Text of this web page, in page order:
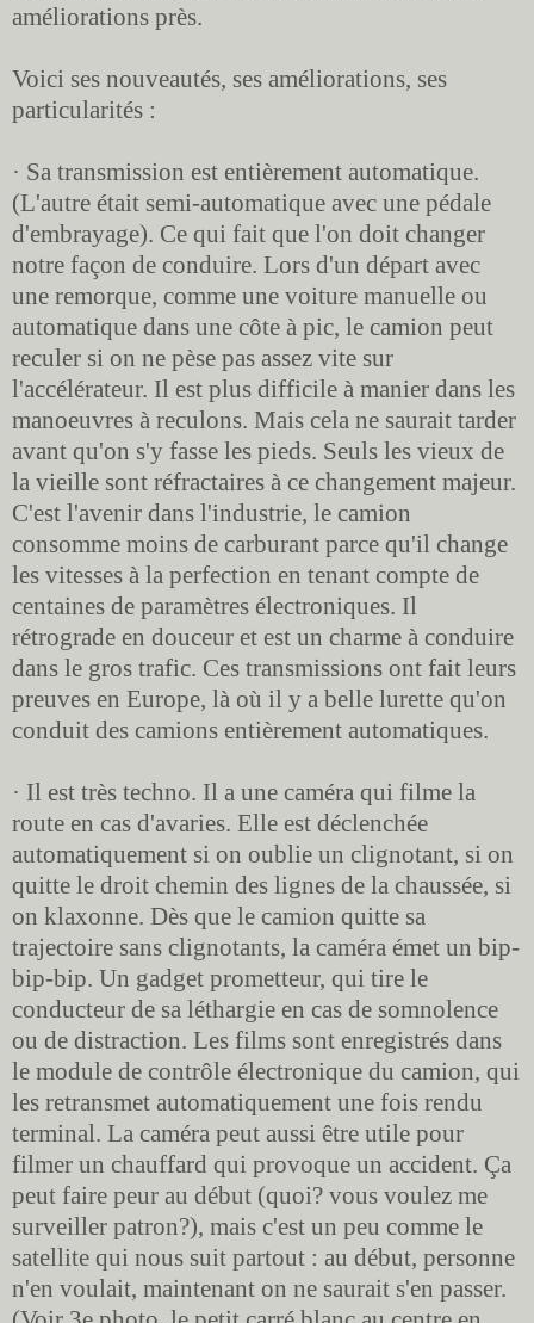
améliorations près.
Voici ses nouveautés, ses améliorations, ses
particularités :
· Sa transmission est entièrement automatique.
(L'autre était semi-automatique avec une pédale
d'embrayage). Ce qui fait que l'on doit changer
notre façon de conduire. Lors d'un départ avec
une remorque, comme une voiture manuelle ou
automatique dans une côte à pic, le camion peut
reculer si on ne pèse pas assez vite sur
l'accélérateur. Il est plus difficile à manier dans les
manoeuvres à reculons. Mais cela ne saurait tarder
avant qu'on s'y fasse les pieds. Seuls les vieux de
la vieille sont réfractaires à ce changement majeur.
C'est l'avenir dans l'industrie, le camion
consomme moins de carburant parce qu'il change
les vitesses à la perfection en tenant compte de
centaines de paramètres électroniques. Il
rétrograde en douceur et est un charme à conduire
dans le gros trafic. Ces transmissions ont fait leurs
preuves en Europe, là où il y a belle lurette qu'on
conduit des camions entièrement automatiques.
· Il est très techno. Il a une caméra qui filme la
route en cas d'avaries. Elle est déclenchée
automatiquement si on oublie un clignotant, si on
quitte le droit chemin des lignes de la chaussée, si
on klaxonne. Dès que le camion quitte sa
trajectoire sans clignotants, la caméra émet un bip-
bip-bip. Un gadget prometteur, qui tire le
conducteur de sa léthargie en cas de somnolence
ou de distraction. Les films sont enregistrés dans
le module de contrôle électronique du camion, qui
les retransmet automatiquement une fois rendu
terminal. La caméra peut aussi être utile pour
filmer un chauffard qui provoque un accident. Ça
peut faire peur au début (quoi? vous voulez me
surveiller patron?), mais c'est un peu comme le
satellite qui nous suit partout : au début, personne
n'en voulait, maintenant on ne saurait s'en passer.